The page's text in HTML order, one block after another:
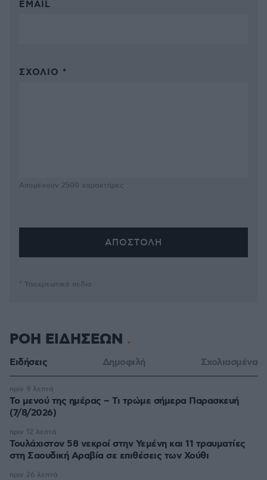
EMAIL
ΣΧΌΛΙΟ *
Απομένουν 2500 χαρακτήρες
* Υποχρεωτικά πεδία
ΡΟΗ ΕΙΔΗΣΕΩΝ
Ειδήσεις Δημοφιλή Σχολιασμένα
Το μενού της ημέρας – Τι τρώμε σήμερα Παρασκευή
(7/8/2026)
πριν 9 λεπτά
Τουλάχιστον 58 νεκροί στην Υεμένη και 11 τραυματίες
στη Σαουδική Αραβία σε επιθέσεις των Χούθι
πριν 12 λεπτά
πριν 26 λεπτά